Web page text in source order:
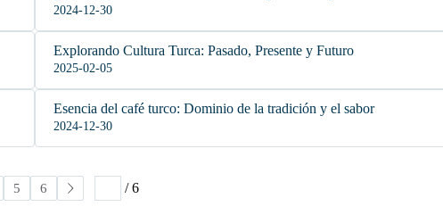
2024-12-30
Explorando Cultura Turca: Pasado, Presente y Futuro
2025-02-05
Esencia del café turco: Dominio de la tradición y el sabor
2024-12-30
5 6 / 6